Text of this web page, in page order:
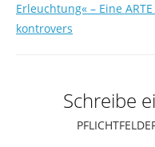
Erleuchtung« – Eine
kontrovers
Schreibe